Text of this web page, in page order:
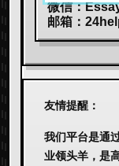
微信：
邮箱：
友情提醒：
我们平台是通
业领头羊，是